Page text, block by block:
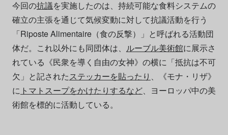
今回の抗議を実施したのは、持続可能な食料システムの
確立の主張を通じて気候変動に対して抗議活動を行う
「Riposte Alimentaire（食の反撃）」と呼ばれる活動団
体だ。これ以外にも同団体は、 ルーブル美術館に展示さ
れている《民衆を導く自由の女神》の横に「抵抗は不可
欠」と記されたステッカーを貼ったり 、《モナ・リザ》
に トマトスープをかけたりするなど、ヨーロッパ中の美
術館を標的に活動している。